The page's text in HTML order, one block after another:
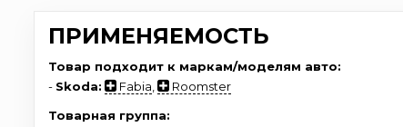
ПРИМЕНЯЕМОСТЬ
Товар подходит к маркам/моделям авто:
- Skoda: Fabia
Roomster
Товарная группа: